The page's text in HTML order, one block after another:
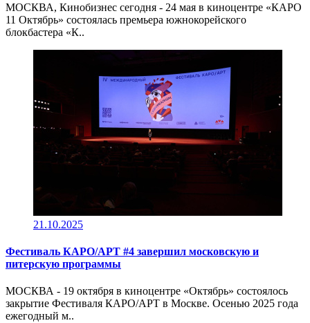
МОСКВА, Кинобизнес сегодня - 24 мая в киноцентре «КАРО
11 Октябрь» состоялась премьера южнокорейского
блокбастера «К..
21.10.2025
Фестиваль КАРО/АРТ #4 завершил московскую и
питерскую программы
МОСКВА - 19 октября в киноцентре «Октябрь» состоялось
закрытие Фестиваля КАРО/АРТ в Москве. Осенью 2025 года
ежегодный м..